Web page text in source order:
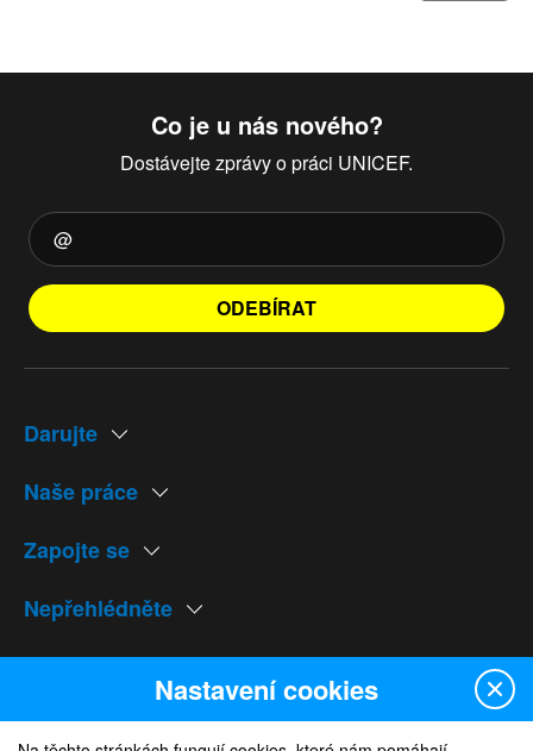
Co je u nás nového?
Dostávejte zprávy o práci UNICEF.
ODEBÍRAT
Darujte
Naše práce
Zapojte se
Nepřehlédněte
Naše weby
Nastavení cookies